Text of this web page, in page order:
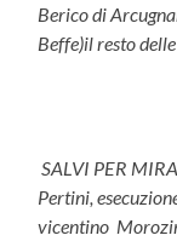
Berico di
Beffe)il resto
SALVI PER
Pertini,
vicentino